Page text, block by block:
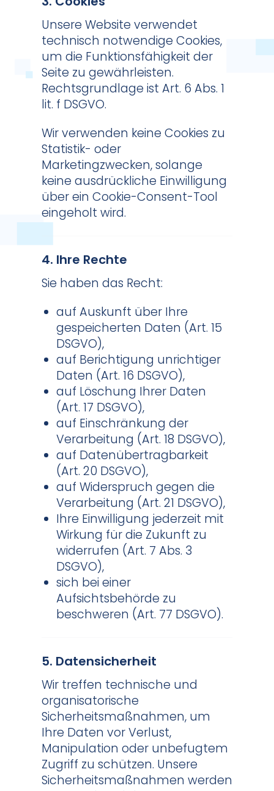
Unsere Website verwendet
technisch notwendige Cookies,
um die Funktionsfähigkeit der
Seite zu gewährleisten.
Rechtsgrundlage ist Art. 6 Abs. 1
lit. f DSGVO.
Wir verwenden keine Cookies zu
Statistik- oder
Marketingzwecken, solange
keine ausdrückliche Einwilligung
über ein Cookie-Consent-Tool
eingeholt wird.
4. Ihre Rechte
Sie haben das Recht:
auf Auskunft über Ihre
gespeicherten Daten (Art. 15
DSGVO),
auf Berichtigung unrichtiger
Daten (Art. 16 DSGVO),
auf Löschung Ihrer Daten
(Art. 17 DSGVO),
auf Einschränkung der
Verarbeitung (Art. 18 DSGVO),
auf Datenübertragbarkeit
(Art. 20 DSGVO),
auf Widerspruch gegen die
Verarbeitung (Art. 21 DSGVO),
Ihre Einwilligung jederzeit mit
Wirkung für die Zukunft zu
widerrufen (Art. 7 Abs. 3
DSGVO),
sich bei einer
Aufsichtsbehörde zu
beschweren (Art. 77 DSGVO).
5. Datensicherheit
Wir treffen technische und
organisatorische
Sicherheitsmaßnahmen, um
Ihre Daten vor Verlust,
Manipulation oder unbefugtem
Zugriff zu schützen. Unsere
Sicherheitsmaßnahmen werden